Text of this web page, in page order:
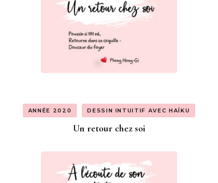
ANNÉE 2020 DESSIN INTUITIF AVEC HAÏKU
Un retour chez soi